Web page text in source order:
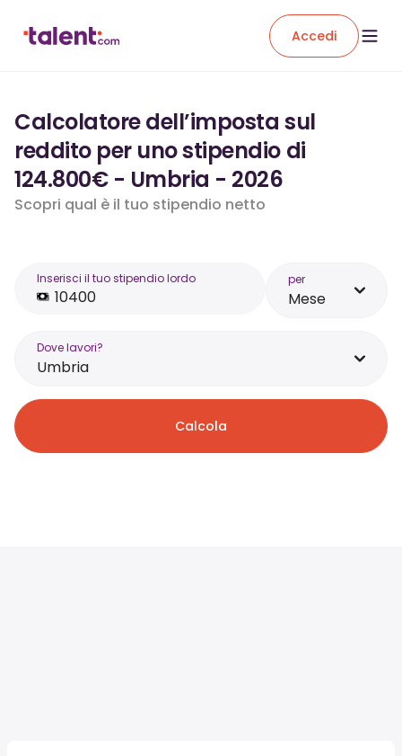
Accedi
Calcolatore dell’imposta sul
reddito per uno stipendio di
124.800€ - Umbria - 2026
Scopri qual è il tuo stipendio netto
Inserisci il tuo stipendio lordo per
Mese
Dove lavori?
Umbria
Calcola